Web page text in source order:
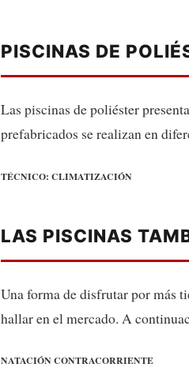
PISCINAS DE
Las piscinas de poliéster
prefabricados se realizan en
TÉCNICO: CLIMATIZACIÓN
LAS PISCINAS
Una forma de disfrutar por más
hallar en el mercado. A
NATACIÓN CONTRACORRIENTE